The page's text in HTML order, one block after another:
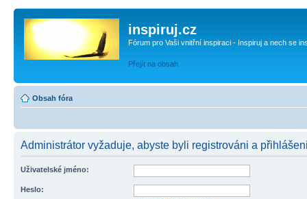
inspiruj.cz
Fórum pro Vaši vnitřní inspiraci - Inspiruj a nech se
Přejít na obsah
Obsah fóra
Administrátor vyžaduje, abyste byli registrováni a
Uživatelské jméno:
Heslo: